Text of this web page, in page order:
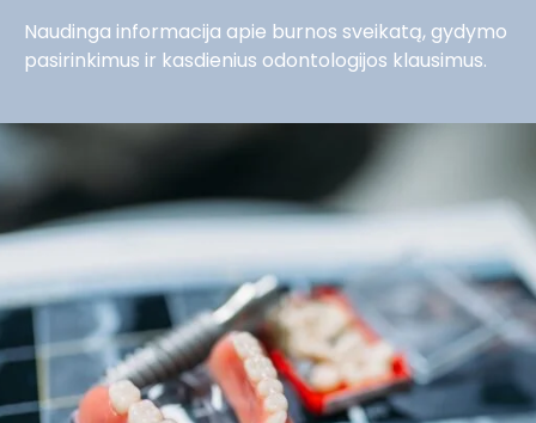
Naudinga informacija apie burnos sveikatą, gydymo
pasirinkimus ir kasdienius odontologijos klausimus.